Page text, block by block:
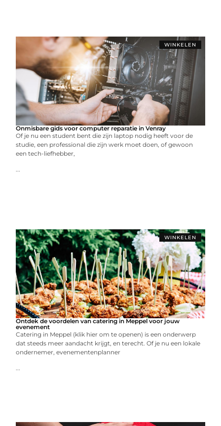
WINKELEN
Onmisbare gids voor computer reparatie in Venray
Of je nu een student bent die zijn laptop nodig heeft voor de
studie, een professional die zijn werk moet doen, of gewoon
een tech-liefhebber,
...
WINKELEN
Ontdek de voordelen van catering in Meppel voor jouw
evenement
Catering in Meppel (klik hier om te openen) is een onderwerp
dat steeds meer aandacht krijgt, en terecht. Of je nu een lokale
ondernemer, evenementenplanner
...